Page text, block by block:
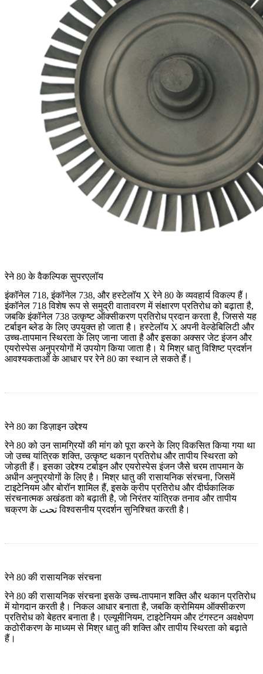
रेने 80 के वैकल्पिक सुपरएलॉय
इंकॉनेल 718, इंकॉनेल 738, और हस्टेलॉय X रेने 80 के व्यवहार्य विकल्प हैं।
इंकॉनेल 718 विशेष रूप से समुद्री वातावरण में संक्षारण प्रतिरोध को बढ़ाता है,
जबकि इंकॉनेल 738 उत्कृष्ट ऑक्सीकरण प्रतिरोध प्रदान करता है, जिससे यह
टर्बाइन ब्लेड के लिए उपयुक्त हो जाता है। हस्टेलॉय X अपनी वेल्डेबिलिटी और
उच्च-तापमान स्थिरता के लिए जाना जाता है और इसका अक्सर जेट इंजन और
एयरोस्पेस अनुप्रयोगों में उपयोग किया जाता है। ये मिश्र धातु विशिष्ट प्रदर्शन
आवश्यकताओं के आधार पर रेने 80 का स्थान ले सकते हैं।
रेने 80 का डिज़ाइन उद्देश्य
रेने 80 को उन सामग्रियों की मांग को पूरा करने के लिए विकसित किया गया था
जो उच्च यांत्रिक शक्ति, उत्कृष्ट थकान प्रतिरोध और तापीय स्थिरता को
जोड़ती हैं। इसका उद्देश्य टर्बाइन और एयरोस्पेस इंजन जैसे चरम तापमान के
अधीन अनुप्रयोगों के लिए है। मिश्र धातु की रासायनिक संरचना, जिसमें
टाइटेनियम और बोरॉन शामिल हैं, इसके क्रीप प्रतिरोध और दीर्घकालिक
संरचनात्मक अखंडता को बढ़ाती है, जो निरंतर यांत्रिक तनाव और तापीय
चक्रण के تحت विश्वसनीय प्रदर्शन सुनिश्चित करती है।
रेने 80 की रासायनिक संरचना
रेने 80 की रासायनिक संरचना इसके उच्च-तापमान शक्ति और थकान प्रतिरोध
में योगदान करती है। निकल आधार बनाता है, जबकि क्रोमियम ऑक्सीकरण
प्रतिरोध को बेहतर बनाता है। एल्यूमीनियम, टाइटेनियम और टंगस्टन अवक्षेपण
कठोरीकरण के माध्यम से मिश्र धातु की शक्ति और तापीय स्थिरता को बढ़ाते
हैं।